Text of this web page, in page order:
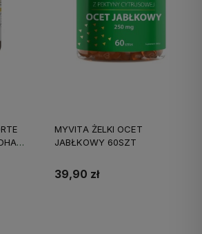
MYVITA ŻELKI OCET
JABŁKOWY 60SZT
39,90 zł